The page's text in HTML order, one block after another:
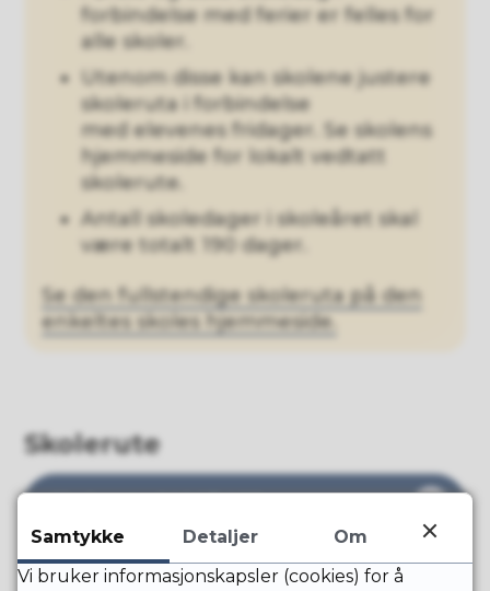
forbindelse med ferier er felles for
alle skoler.
Utenom disse kan skolene justere
skoleruta i forbindelse
med elevenes fridager. Se skolens
hjemmeside for lokalt vedtatt
skolerute.
Antall skoledager i skoleåret skal
være totalt 190 dager.
Se den fullstendige skoleruta på den
enkeltes skoles hjemmeside.
Skolerute
Samtykke Detaljer
Om
Vi bruker informasjonskapsler (cookies) for å